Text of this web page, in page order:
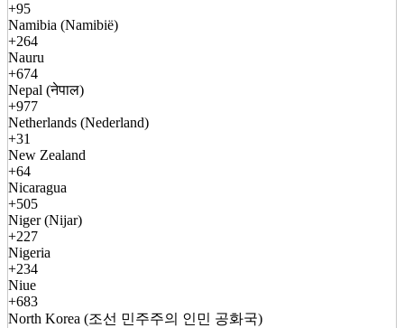
+95
Namibia (Namibië)
+264
Nauru
+674
Nepal (नेपाल)
+977
Netherlands (Nederland)
+31
New Zealand
+64
Nicaragua
+505
Niger (Nijar)
+227
Nigeria
+234
Niue
+683
North Korea (조선 민주주의 인민 공화국)